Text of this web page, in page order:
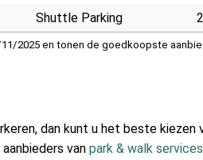
Shuttle Parking
2025 en tonen de goedkoopste
dan kunt u het beste kiezen
van park & walk